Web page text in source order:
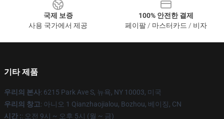
국제 보증
사용 국가에서 제공
100% 안전한 결제
페이팔 / 마스터카드 / 비자
기타 제품
우리의 본사: 6215 Park Ave S, 뉴욕, NY 10003, 미국
우리의 창고: 아니오 1 Qianzhaojialou, Bozhou, 베이징, CN
시간 :: 오전 9시 ~ 오후 5시 (월 ~ 금)